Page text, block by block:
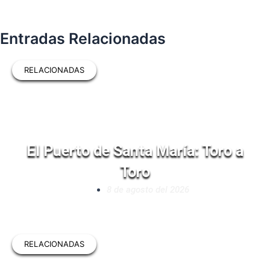
Entradas Relacionadas
RELACIONADAS
El Puerto de Santa María: Toro a
Toro
RELACIONADAS